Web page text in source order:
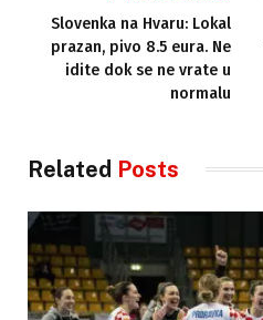
Slovenka na Hvaru: Lokal
prazan, pivo 8.5 eura. Ne
idite dok se ne vrate u
normalu
Related Posts